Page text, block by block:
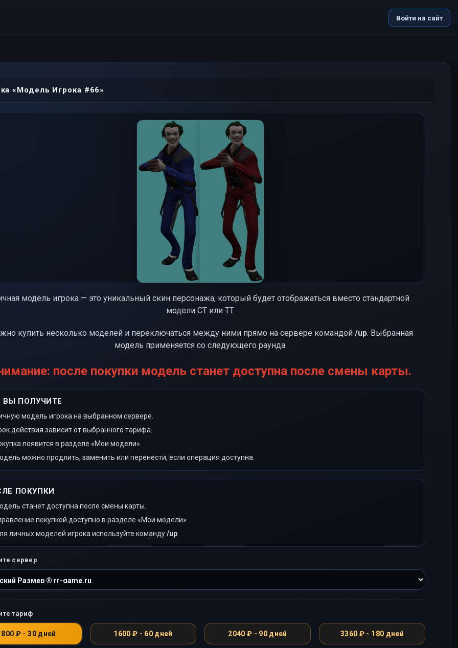
Войти на сайт
«Модель Игрока #66»
модель игрока — это уникальный скин персонажа, который будет отображаться вместо стандартной
модели CT или TT.
купить несколько моделей и переключаться между ними прямо на сервере командой /up. Выбранная
модель применяется со следующего раунда.
после покупки модель станет доступна после смены карты.
ВЫ ПОЛУЧИТЕ
модель игрока на выбранном сервере.
действия зависит от выбранного тарифа.
появится в разделе «Мои модели».
можно продлить, заменить или перенести, если операция доступна.
ПОКУПКИ
станет доступна после смены карты.
покупкой доступно в разделе «Мои модели».
личных моделей игрока используйте команду/up
сервер
тариф
800 ₽ - 30 дней 1600 ₽ - 60 дней 2040 ₽ - 90 дней 3360 ₽ - 180 дней